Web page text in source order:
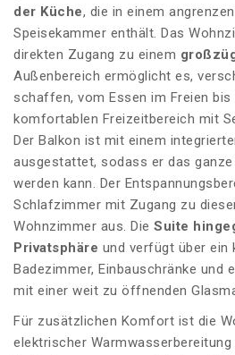
der Küche, die in einem
Speisekammer enthält. Das
direkten Zugang zu einem
Außenbereich ermöglicht es,
schaffen, vom Essen im Freien bis
komfortablen Freizeitbereich mit
Der Balkon ist mit einem
ausgestattet, sodass er das
werden kann. Der
Schlafzimmer mit Zugang zu
Wohnzimmer aus. Die Suite
Privatsphäre und verfügt über ein
Badezimmer, Einbauschränke und
mit einer weit zu öffnenden
Für zusätzlichen Komfort ist die
elektrischer Warmwasserbereitung